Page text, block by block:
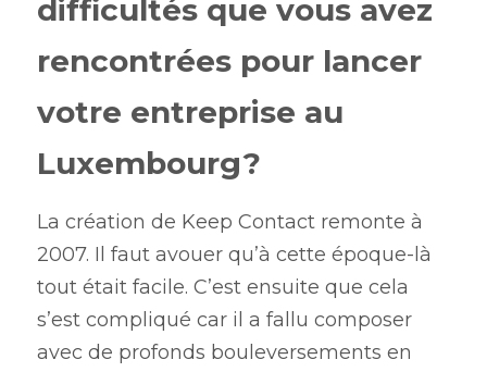
difficultés que vous avez
rencontrées pour lancer
votre entreprise au
Luxembourg?
La création de Keep Contact remonte à
2007. Il faut avouer qu’à cette époque-là
tout était facile. C’est ensuite que cela
s’est compliqué car il a fallu composer
avec de profonds bouleversements en